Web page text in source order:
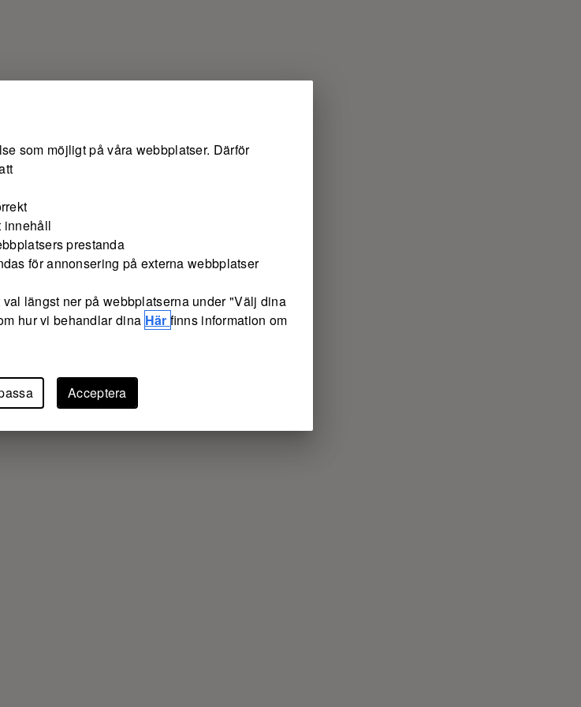
som möjligt på våra webbplatser. Därför
innehåll
prestanda
för annonsering på externa webbplatser
längst ner på webbplatserna under "Välj dina
hur vi behandlar dina Här finns information om
Acceptera